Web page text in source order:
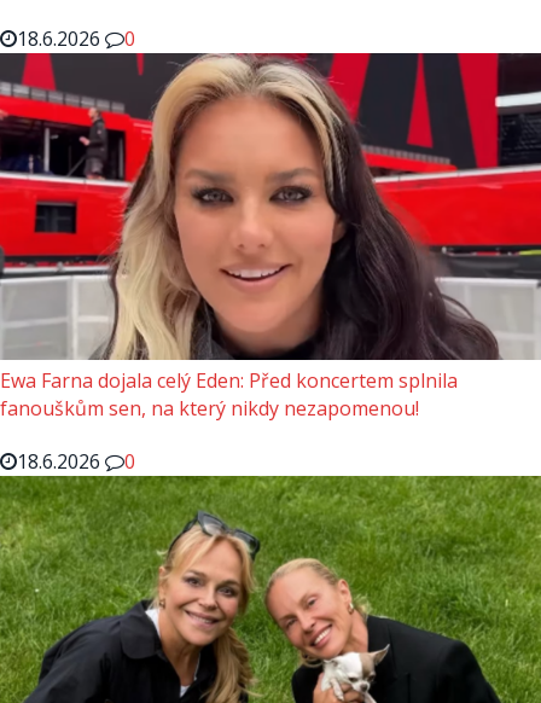
18.6.2026
0
Ewa Farna dojala celý Eden: Před koncertem splnila
fanouškům sen, na který nikdy nezapomenou!
18.6.2026
0